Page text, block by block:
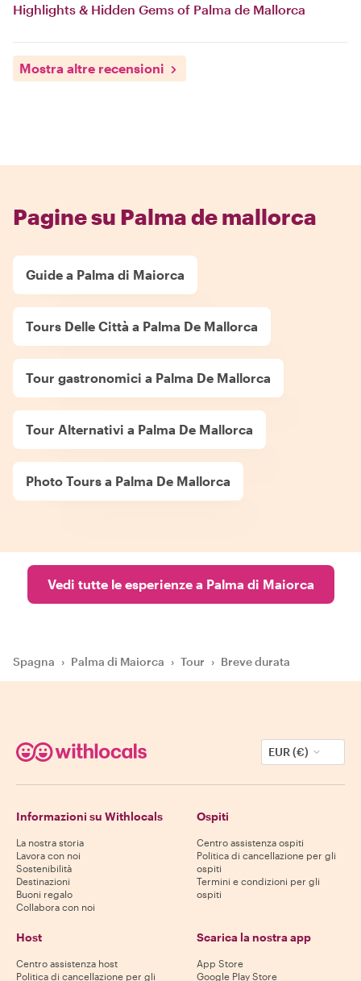
Highlights & Hidden Gems of Palma de Mallorca
Mostra altre recensioni
Pagine su Palma de mallorca
Guide a Palma di Maiorca
Tours Delle Città a Palma De Mallorca
Tour gastronomici a Palma De Mallorca
Tour Alternativi a Palma De Mallorca
Photo Tours a Palma De Mallorca
Vedi tutte le esperienze a Palma di Maiorca
Spagna › Palma di Maiorca › Tour › Breve durata
EUR (€)
Informazioni su Withlocals
La nostra storia
Lavora con noi
Sostenibilità
Destinazioni
Buoni regalo
Collabora con noi
Ospiti
Centro assistenza ospiti
Politica di cancellazione per gli
ospiti
Termini e condizioni per gli
ospiti
Host
Centro assistenza host
Politica di cancellazione per gli
Scarica la nostra app
App Store
Google Play Store